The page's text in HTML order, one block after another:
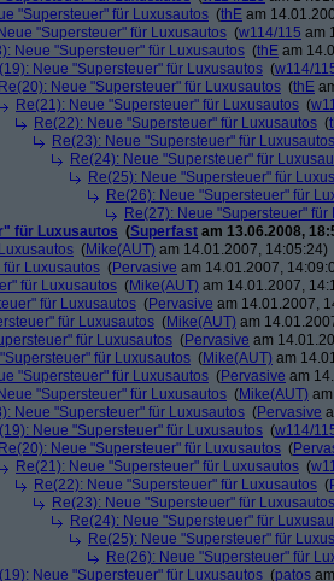
"Supersteuer" für Luxusautos (thE am
"Supersteuer" für Luxusautos (w114/115 am
Neue "Supersteuer" für Luxusautos (thE am
Neue "Supersteuer" für Luxusautos (w114/
Re(20): Neue "Supersteuer" für Luxusautos (thE
Re(21): Neue "Supersteuer" für Luxusautos (
Re(22): Neue "Supersteuer" für Luxusautos (
Re(23): Neue "Supersteuer" für Luxusautos
Re(24): Neue "Supersteuer" für
Re(25): Neue "Supersteuer" für
Re(26): Neue "Supersteuer" für
Re(27): Neue "Supersteuer" für
für Luxusautos (Superfast am 13.06.2008,
(Mike(AUT) am 14.01.2007, 14:05:24)
Luxusautos (Pervasive am 14.01.2007,
für Luxusautos (Mike(AUT) am 14.01.2007,
für Luxusautos (Pervasive am 14.01.2007,
für Luxusautos (Mike(AUT) am
für Luxusautos (Pervasive am
für Luxusautos (Mike(AUT) am
"Supersteuer" für Luxusautos (Pervasive am
"Supersteuer" für Luxusautos (Mike(AUT)
Neue "Supersteuer" für Luxusautos (Pervasive
Neue "Supersteuer" für Luxusautos (w114/
Re(20): Neue "Supersteuer" für Luxusautos (
Re(21): Neue "Supersteuer" für Luxusautos (
Re(22): Neue "Supersteuer" für Luxusautos (
Re(23): Neue "Supersteuer" für Luxusautos
Re(24): Neue "Supersteuer" für
Re(25): Neue "Supersteuer" für
Re(26): Neue "Supersteuer" für
Neue "Supersteuer" für Luxusautos (patos